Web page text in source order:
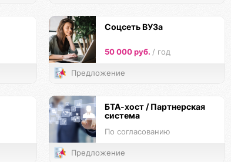
Соцсеть ВУЗа
50 000 руб. / год
Предложение
БТА-хост / Партнерская
система
По согласованию
Предложение